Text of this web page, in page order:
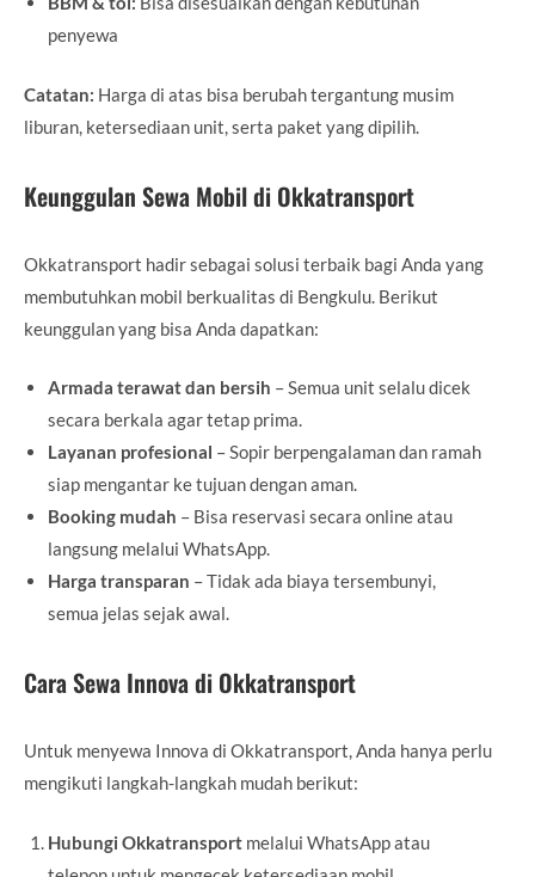
penyewa
Catatan: Harga di atas bisa berubah tergantung musim
liburan, ketersediaan unit, serta paket yang dipilih.
Keunggulan Sewa Mobil di Okkatransport
Okkatransport hadir sebagai solusi terbaik bagi Anda yang
membutuhkan mobil berkualitas di Bengkulu. Berikut
keunggulan yang bisa Anda dapatkan:
Armada terawat dan bersih – Semua unit selalu dicek
secara berkala agar tetap prima.
Layanan profesional – Sopir berpengalaman dan ramah
siap mengantar ke tujuan dengan aman.
Booking mudah – Bisa reservasi secara online atau
langsung melalui WhatsApp.
Harga transparan – Tidak ada biaya tersembunyi,
semua jelas sejak awal.
Cara Sewa Innova di Okkatransport
Untuk menyewa Innova di Okkatransport, Anda hanya perlu
mengikuti langkah-langkah mudah berikut:
Hubungi Okkatransport melalui WhatsApp atau